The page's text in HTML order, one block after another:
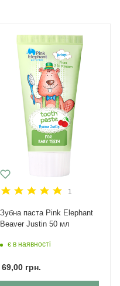
1
Зубна паста Pink Elephant
Beaver Justin 50 мл
є в наявності
69,00грн.